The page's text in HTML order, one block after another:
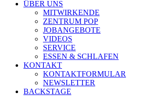
ÜBER UNS
MITWIRKENDE
ZENTRUM POP
JOBANGEBOTE
VIDEOS
SERVICE
ESSEN & SCHLAFEN
KONTAKT
KONTAKTFORMULAR
NEWSLETTER
BACKSTAGE